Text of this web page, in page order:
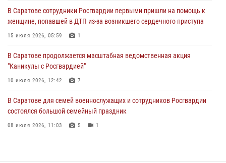
В Саратовской области при содействии спецназа Росгвардии
задержан подозреваемый в незаконном обороте наркотиков
В Саратове для семей военнослужащих и сотрудников Росгвардии
состоялся большой семейный праздник
В Саратове сотрудники Росгвардии первыми пришли на помощь к
женщине, попавшей в ДТП из-за возникшего сердечного приступа
15 июля 2026, 05:59 1
В Саратове продолжается масштабная ведомственная акция
"Каникулы с Росгвардией"
10 июля 2026, 12:42 7
В Саратове для семей военнослужащих и сотрудников Росгвардии
состоялся большой семейный праздник
08 июля 2026, 11:03 5 1